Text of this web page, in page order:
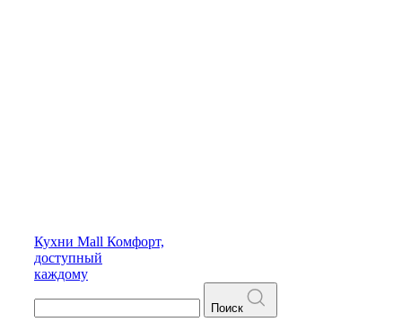
Кухни Mall Комфорт,
доступный
каждому
Поиск